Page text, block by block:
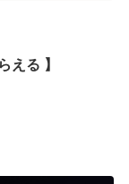
える ​】